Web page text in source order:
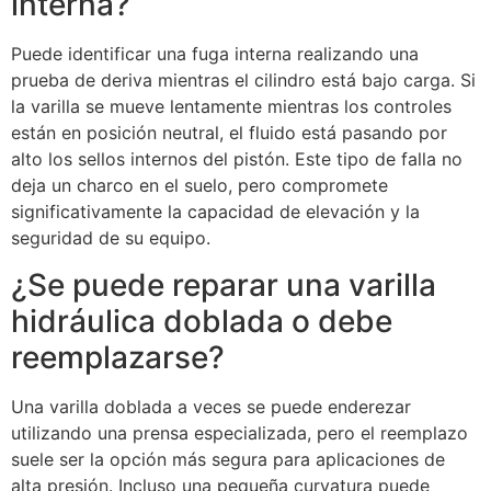
Puede identificar una fuga interna realizando una
prueba de deriva mientras el cilindro está bajo carga. Si
la varilla se mueve lentamente mientras los controles
están en posición neutral, el fluido está pasando por
alto los sellos internos del pistón. Este tipo de falla no
deja un charco en el suelo, pero compromete
significativamente la capacidad de elevación y la
seguridad de su equipo.
¿Se puede reparar una varilla
hidráulica doblada o debe
reemplazarse?
Una varilla doblada a veces se puede enderezar
utilizando una prensa especializada, pero el reemplazo
suele ser la opción más segura para aplicaciones de
alta presión. Incluso una pequeña curvatura puede